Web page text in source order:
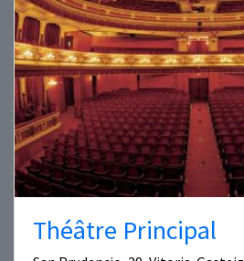
Théâtre Principal